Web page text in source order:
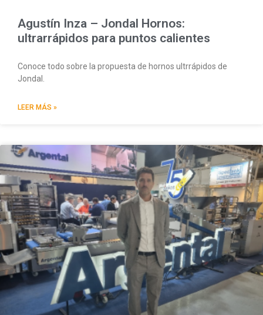
Agustín Inza – Jondal Hornos:
ultrarrápidos para puntos calientes
Conoce todo sobre la propuesta de hornos ultrrápidos de
Jondal.
LEER MÁS »